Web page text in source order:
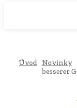
Úvod Novinky
besserer